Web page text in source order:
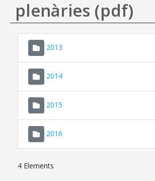
plenàries (pdf)
2013
2014
2015
2016
4 Elements